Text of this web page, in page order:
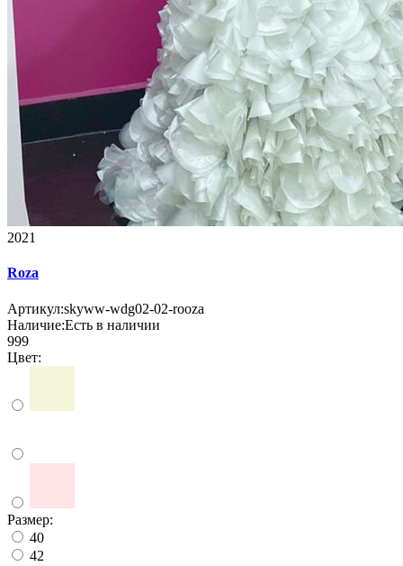
2021
Roza
Артикул:skyww-wdg02-02-rooza
Наличие:Есть в наличии
999
Цвет:
Размер:
40
42